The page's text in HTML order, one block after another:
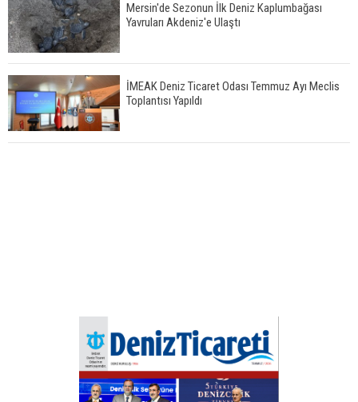
Mersin'de Sezonun İlk Deniz Kaplumbağası
Yavruları Akdeniz'e Ulaştı
İMEAK Deniz Ticaret Odası Temmuz Ayı Meclis
Toplantısı Yapıldı